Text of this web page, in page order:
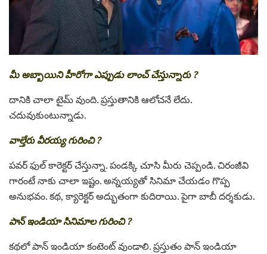
మీ అబ్బాయిని హీరోగా ఎప్పుడు లాంచ్ చేస్తున్నారు ?
దానికి చాలా టైమ్ వుంది. ప్రస్తుతానికి ఆలోచనే లేదు.
చదువుకుంటున్నాడు.
వాల్తేరు వీరయ్య గురించి ?
పవర్ ఫుల్ కారెక్టర్ చేస్తున్నా. పండక్కి చూసి మీరు చెప్పండి. చిరంజీవి
గారంటే నాకు చాలా ఇష్టం. అన్నయ్యతో సినిమా చేయడం గొప్ప
అనుభవం. కథ, క్యారెక్టర్ అద్భుతంగా కుదిరాయి. పైగా బాబీ దర్శకుడు.
పాన్ ఇండియా సినిమాల గురించి ?
కథలో పాన్ ఇండియా కంటెంట్ వుండాలి. ప్రస్తుతం పాన్ ఇండియా